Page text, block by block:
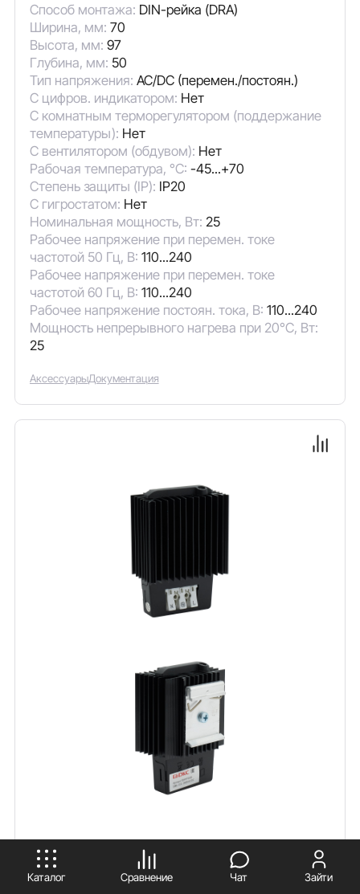
Способ монтажа: DIN-рейка (DRA)
Ширина, мм: 70
Высота, мм: 97
Глубина, мм: 50
Тип напряжения: AC/DC (перемен./постоян.)
С цифров. индикатором: Нет
С комнатным терморегулятором (поддержание
температуры): Нет
С вентилятором (обдувом): Нет
Рабочая температура, °C: -45...+70
Степень защиты (IP): IP20
С гигростатом: Нет
Номинальная мощность, Вт: 25
Рабочее напряжение при перемен. токе
частотой 50 Гц, В: 110...240
Рабочее напряжение при перемен. токе
частотой 60 Гц, В: 110...240
Рабочее напряжение постоян. тока, В: 110...240
Мощность непрерывного нагрева при 20°C, Вт:
25
АксессуарыДокументация
Каталог Сравнение Чат Зайти
ПРИНИМАЮ